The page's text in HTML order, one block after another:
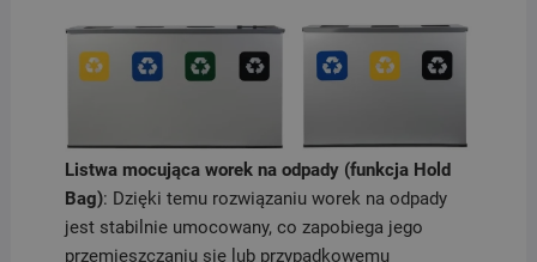
Listwa mocująca worek na odpady (funkcja Hold
Bag): Dzięki temu rozwiązaniu worek na odpady
jest stabilnie umocowany, co zapobiega jego
przemieszczaniu się lub przypadkowemu